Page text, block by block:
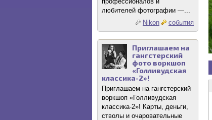
любителей фотографии —...
Nikon
события
Приглашаем на
гангстерский
фото воркшоп
«Голливудская
классика-2»!
Приглашаем на гангстерский
воркшоп «Голливудская
классика-2»! Карты, деньги,
стволы и очаровательные